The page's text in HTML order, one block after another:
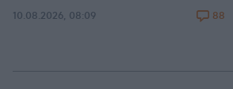
10.08.2026, 08:09 88